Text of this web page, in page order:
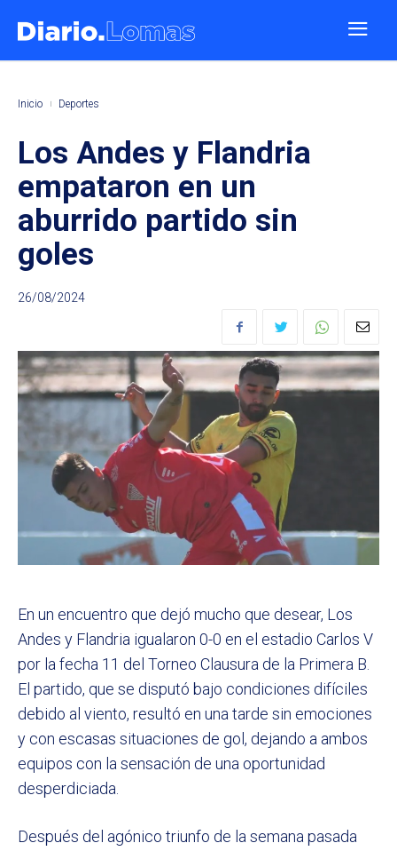
Inicio Deportes
Los Andes y Flandria
empataron en un
aburrido partido sin
goles
26/08/2024
En un encuentro que dejó mucho que desear, Los
Andes y Flandria igualaron 0-0 en el estadio Carlos V
por la fecha 11 del Torneo Clausura de la Primera B.
El partido, que se disputó bajo condiciones difíciles
debido al viento, resultó en una tarde sin emociones
y con escasas situaciones de gol, dejando a ambos
equipos con la sensación de una oportunidad
desperdiciada.
Después del agónico triunfo de la semana pasada